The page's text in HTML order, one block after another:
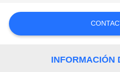
CONTACTA
CON
NOSOTROSINFORMACIÓN